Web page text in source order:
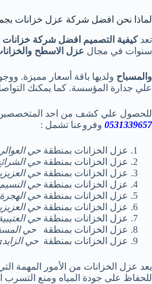
لماذا نحن افضل شركة عزل خزانات
تعد كيفية التصميم افضل شركة خزانات
سنوات في مجال عزل الاسطح
والمسباح ولديها باقة أسعار مميزة.
علي جدارة المؤسسة. كما يمكنك
للحصول علي كشف من احد المتخصصين
0531339657 وفروعنا تشمل :
عزل الخزانات بمنطقة حي
عزل الخزانات بمنطقة حي
عزل الخزانات بمنطقة حي
عزل الخزانات بمنطقة حي
عزل الخزانات بمنطقة حي
عزل الخزانات بمنطقة حي
عزل الخزانات بمنطقة حي
عزل الخزانات بمنطقة حي
عزل الخزانات بمنطقة حي
يعد عزل الخزانات من الأمور المهمة
للحفاظ على جودة المياه ومنع التسرب